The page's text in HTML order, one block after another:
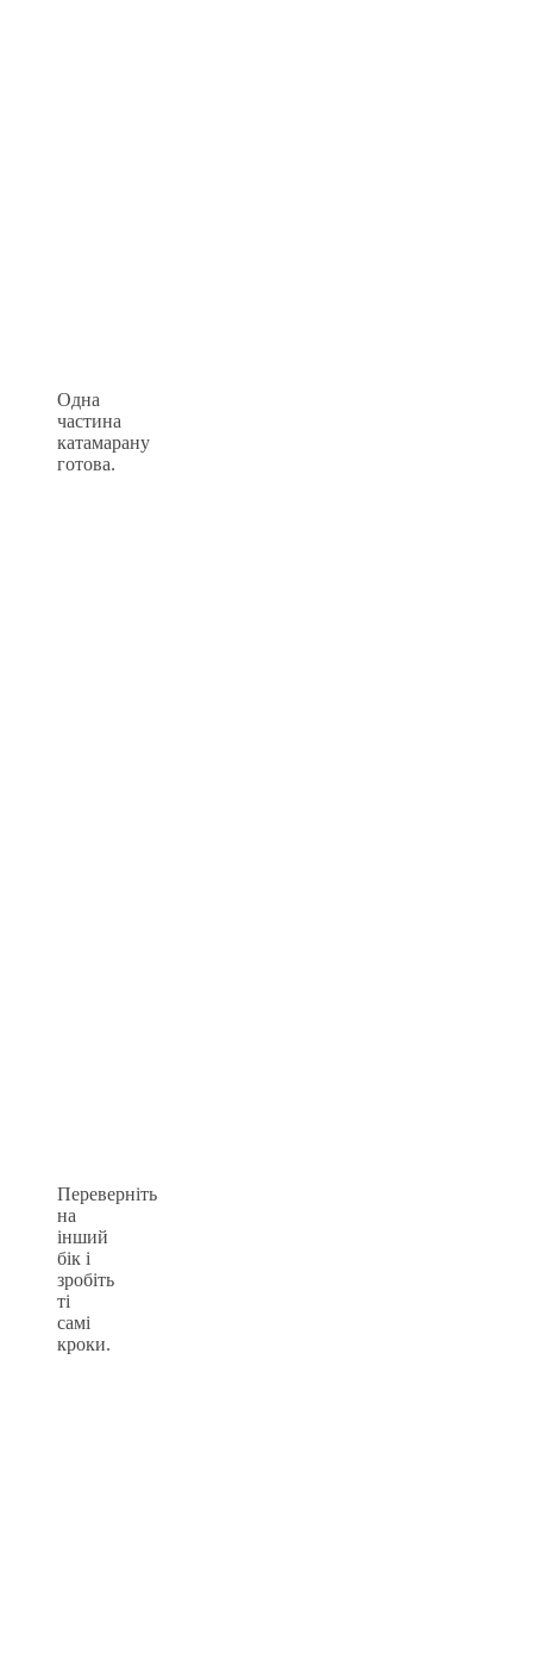
Одна
частина
катамарану
готова.
Переверніть
на
інший
бік і
зробіть
ті
самі
кроки.